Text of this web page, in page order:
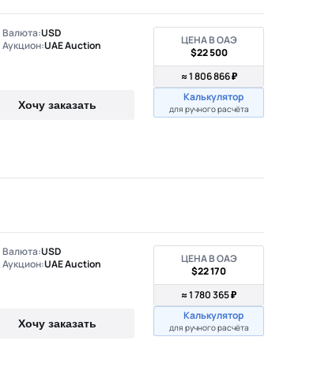
Валюта:USD
Аукцион:UAE Auction
Хочу заказать
ЦЕНА В ОАЭ
$22 500
≈ 1 806 866 ₽
Калькулятор
для ручного расчёта
Валюта:USD
Аукцион:UAE Auction
Хочу заказать
ЦЕНА В ОАЭ
$22 170
≈ 1 780 365 ₽
Калькулятор
для ручного расчёта